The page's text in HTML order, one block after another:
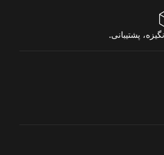
پشتیبانی.